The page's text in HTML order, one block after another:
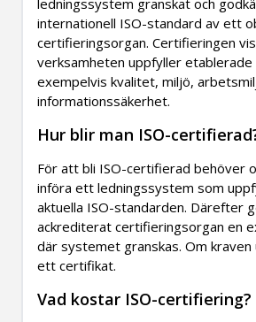
internationell ISO-standard av ett
certifieringsorgan. Certifieringen
verksamheten uppfyller etablerade
exempelvis kvalitet, miljö,
informationssäkerhet.
Hur blir man ISO-
För att bli ISO-certifierad behöver
införa ett ledningssystem som
aktuella ISO-standarden. Därefter
ackrediterat certifieringsorgan en
där systemet granskas. Om
ett certifikat.
Vad kostar ISO-certifiering?